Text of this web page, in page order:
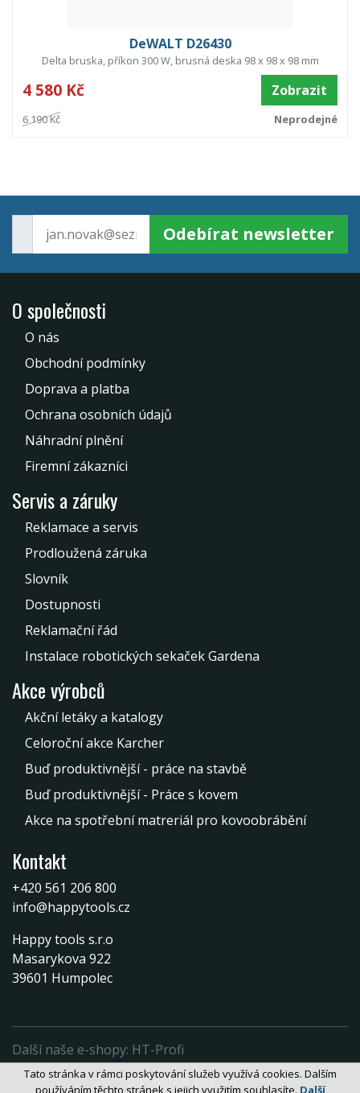
DeWALT D26430
Delta bruska, příkon 300 W, brusná deska 98 x 98 x 98 mm
4 580 Kč Zobrazit
6 190 Kč Neprodejné
Odebírat newsletter
O společnosti
O nás
Obchodní podmínky
Doprava a platba
Ochrana osobních údajů
Náhradní plnění
Firemní zákazníci
Servis a záruky
Reklamace a servis
Prodloužená záruka
Slovník
Dostupnosti
Reklamační řád
Instalace robotických sekaček Gardena
Akce výrobců
Akční letáky a katalogy
Celoroční akce Karcher
Buď produktivnější - práce na stavbě
Buď produktivnější - Práce s kovem
Akce na spotřební matreriál pro kovoobrábění
Kontakt
+420 561 206 800
info@happytools.cz
Happy tools s.r.o
Masarykova 922
39601 Humpolec
Další naše e-shopy: HT-Profi
© ProfiNářadí.com
Tato stránka v rámci poskytování služeb využívá cookies. Dalším
používáním těchto stránek s jejich využitím souhlasíte. Další